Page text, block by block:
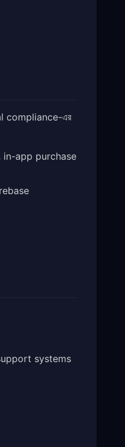
compliance-এর
in-app purchase
systems